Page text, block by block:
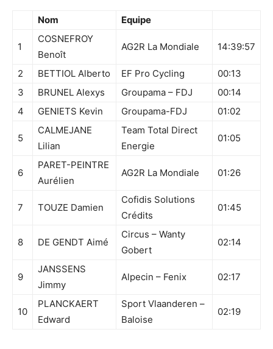
Nom Equipe
1
COSNEFROY
Benoît
AG2R La Mondiale 14:39:57
2 BETTIOL Alberto EF Pro Cycling
00:13
3
BRUNEL Alexys Groupama – FDJ
00:14
4
GENIETS Kevin Groupama-FDJ 01:02
5
CALMEJANE
Lilian
Team Total Direct
Energie
01:05
6
PARET-PEINTRE
Aurélien
AG2R La Mondiale 01:26
7 TOUZE Damien
Cofidis Solutions
Crédits
01:45
8 DE GENDT Aimé
Circus – Wanty
Gobert
02:14
9
JANSSENS
Jimmy
Alpecin – Fenix 02:17
10
PLANCKAERT
Edward
Sport Vlaanderen –
Baloise
02:19